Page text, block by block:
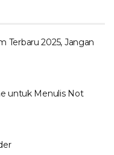
Terbaru 2025, Jangan
untuk Menulis Not